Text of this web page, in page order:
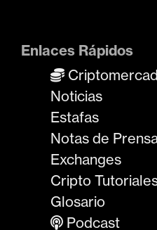
Enlaces Rápidos
Noticias
Estafas
Notas de
Exchanges
Cripto
Glosario
Podcast